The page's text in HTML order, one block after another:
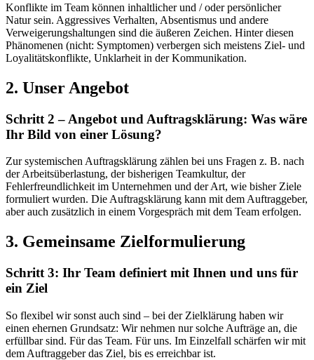
Konflikte im Team können inhaltlicher und / oder persönlicher
Natur sein. Aggressives Verhalten, Absentismus und andere
Verweigerungshaltungen sind die äußeren Zeichen. Hinter diesen
Phänomenen (nicht: Symptomen) verbergen sich meistens Ziel- und
Loyalitätskonflikte, Unklarheit in der Kommunikation.
2. Unser Angebot
Schritt 2 – Angebot und Auftragsklärung: Was wäre
Ihr Bild von einer Lösung?
Zur systemischen Auftragsklärung zählen bei uns Fragen z. B. nach
der Arbeitsüberlastung, der bisherigen Teamkultur, der
Fehlerfreundlichkeit im Unternehmen und der Art, wie bisher Ziele
formuliert wurden. Die Auftragsklärung kann mit dem Auftraggeber,
aber auch zusätzlich in einem Vorgespräch mit dem Team erfolgen.
3. Gemeinsame Zielformulierung
Schritt 3: Ihr Team definiert mit Ihnen und uns für
ein Ziel
So flexibel wir sonst auch sind – bei der Zielklärung haben wir
einen ehernen Grundsatz: Wir nehmen nur solche Aufträge an, die
erfüllbar sind. Für das Team. Für uns. Im Einzelfall schärfen wir mit
dem Auftraggeber das Ziel, bis es erreichbar ist.